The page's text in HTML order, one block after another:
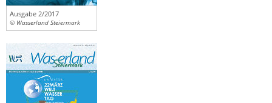
Ausgabe 2/2017
© Wasserland Steiermark